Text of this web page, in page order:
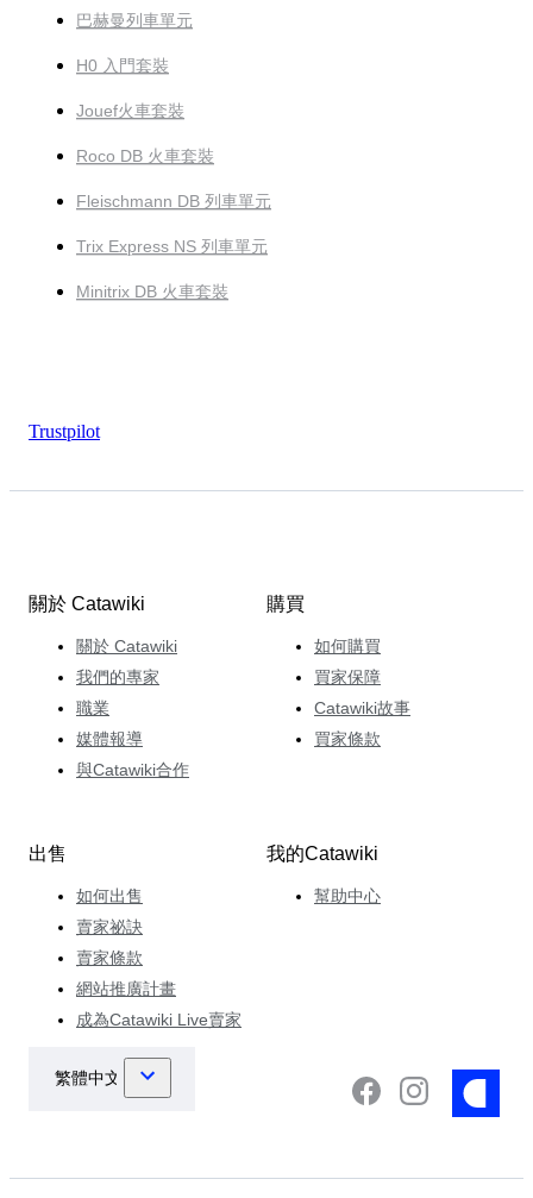
巴赫曼列車單元
H0 入門套裝
Jouef火車套裝
Roco DB 火車套裝
Fleischmann DB 列車單元
Trix Express NS 列車單元
Minitrix DB 火車套裝
Trustpilot
關於 Catawiki
關於 Catawiki
我們的專家
職業
媒體報導
與Catawiki合作
購買
如何購買
買家保障
Catawiki故事
買家條款
出售
如何出售
賣家祕訣
賣家條款
網站推廣計畫
成為Catawiki Live賣家
我的Catawiki
幫助中心